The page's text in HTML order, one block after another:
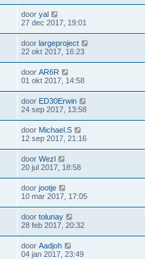
door yal
27 dec 2017, 19:01
door largeproject
22 okt 2017, 16:23
door AR6R
01 okt 2017, 14:58
door ED30Erwin
24 sep 2017, 13:58
door Michael.S
12 sep 2017, 21:16
door Wezl
20 jul 2017, 18:58
door jootje
10 mar 2017, 17:05
door tolunay
28 feb 2017, 20:32
door Aadjoh
04 jan 2017, 23:49